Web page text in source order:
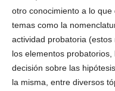
otro conocimiento a lo que
temas como la
actividad probatoria
los elementos
decisión sobre las
la misma, entre diversos